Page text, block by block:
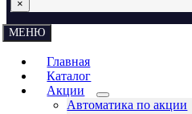
×
МЕНЮ
Главная
Каталог
Акции
Автоматика по акции